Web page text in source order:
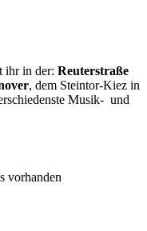
ihr in der: Reuterstraße
, dem Steintor-Kiez in
Musik- und
vorhanden